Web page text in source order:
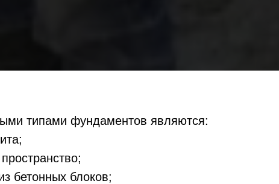
типами фундаментов являются:
бетонных блоков;